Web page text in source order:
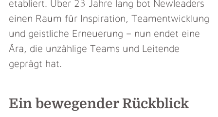
etabliert. Über 23 Jahre lang bot Newleaders
einen Raum für Inspiration, Teamentwicklung
und geistliche Erneuerung – nun endet eine
Ära, die unzählige Teams und Leitende
geprägt hat.
Ein bewegender Rückblick